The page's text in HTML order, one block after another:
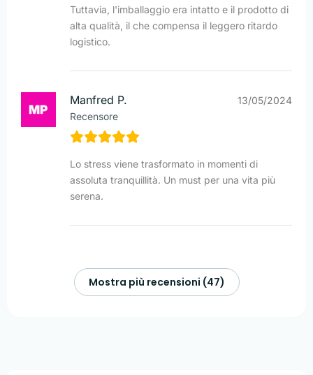
Tuttavia, l'imballaggio era intatto e il prodotto di
alta qualità, il che compensa il leggero ritardo
logistico.
Manfred P.
Recensore
13/05/2024
Lo stress viene trasformato in momenti di
assoluta tranquillità. Un must per una vita più
serena.
Mostra più recensioni (47)